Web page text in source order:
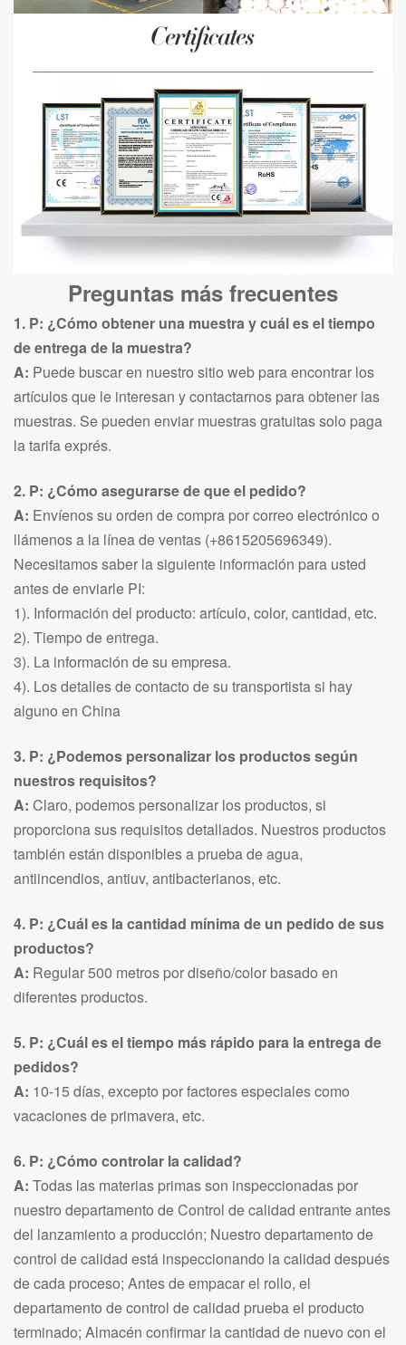
Preguntas más frecuentes
1. P: ¿Cómo obtener una muestra y cuál es el tiempo
de entrega de la muestra?
A: Puede buscar en nuestro sitio web para encontrar los
artículos que le interesan y contactarnos para obtener las
muestras. Se pueden enviar muestras gratuitas solo paga
la tarifa exprés.
2. P: ¿Cómo asegurarse de que el pedido?
A: Envíenos su orden de compra por correo electrónico o
llámenos a la línea de ventas (+8615205696349).
Necesitamos saber la siguiente información para usted
antes de enviarle PI:
1). Información del producto: artículo, color, cantidad, etc.
2). Tiempo de entrega.
3). La información de su empresa.
4). Los detalles de contacto de su transportista si hay
alguno en China
3. P: ¿Podemos personalizar los productos según
nuestros requisitos?
A: Claro, podemos personalizar los productos, si
proporciona sus requisitos detallados. Nuestros productos
también están disponibles a prueba de agua,
antiincendios, antiuv, antibacterianos, etc.
4. P: ¿Cuál es la cantidad mínima de un pedido de sus
productos?
A: Regular 500 metros por diseño/color basado en
diferentes productos.
5. P: ¿Cuál es el tiempo más rápido para la entrega de
pedidos?
A: 10-15 días, excepto por factores especiales como
vacaciones de primavera, etc.
6. P: ¿Cómo controlar la calidad?
A: Todas las materias primas son inspeccionadas por
nuestro departamento de Control de calidad entrante antes
del lanzamiento a producción; Nuestro departamento de
control de calidad está inspeccionando la calidad después
de cada proceso; Antes de empacar el rollo, el
departamento de control de calidad prueba el producto
terminado; Almacén confirmar la cantidad de nuevo con el